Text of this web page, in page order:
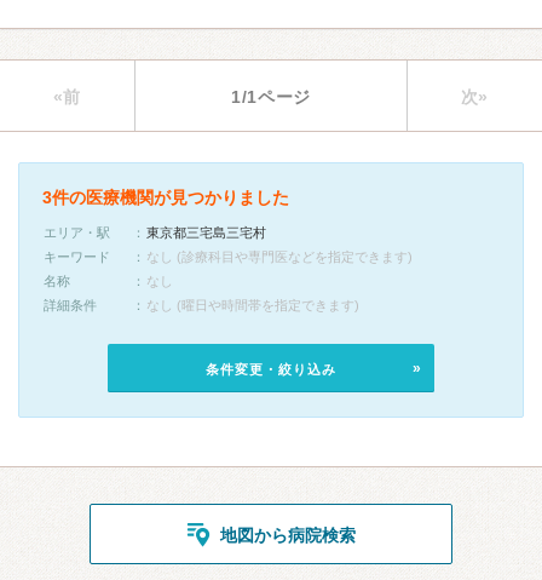
«前 1/1ページ 次»
3件の医療機関が見つかりました
エリア・駅
東京都三宅島三宅村
キーワード
なし (診療科目や専門医などを指定できます)
名称
なし
詳細条件
なし (曜日や時間帯を指定できます)
条件変更・絞り込み
地図から病院検索